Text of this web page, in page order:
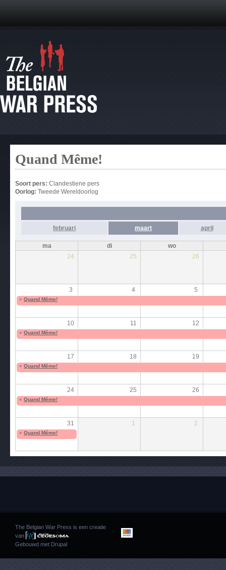
Quand Même!
Soort pers: Clandestiene pers
Oorlog: Tweede Wereldoorlog
februari maart april
ma di
wo
24
25 26
3 4 5
« Quand Même!
10 11 12
« Quand Même!
17 18 19
« Quand Même!
24 25 26
« Quand Même!
31 1 2
« Quand Même!
The Belgian War Press is een creatie
van
Gebouwd met Drupal